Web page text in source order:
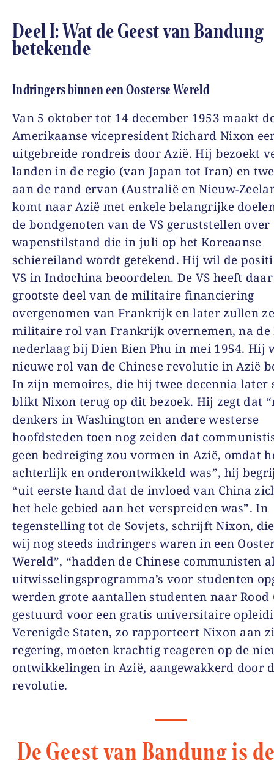
Deel I: Wat de Geest van Bandung
betekende
Indringers binnen een Oosterse Wereld
Van 5 oktober tot 14 december 1953 maakt
Amerikaanse vicepresident Richard Nixon
uitgebreide rondreis door Azië. Hij bezoekt
landen in de regio (van Japan tot Iran) en
aan de rand ervan (Australië en Nieuw-
komt naar Azië met enkele belangrijke
de bondgenoten van de VS geruststellen over
wapenstilstand die in juli op het Koreaanse
schiereiland wordt getekend. Hij wil de
VS in Indochina beoordelen. De VS heeft
grootste deel van de militaire financiering
overgenomen van Frankrijk en later zullen
militaire rol van Frankrijk overnemen, na de
nederlaag bij Dien Bien Phu in mei 1954. Hij
nieuwe rol van de Chinese revolutie in Azië
In zijn memoires, die hij twee decennia later
blikt Nixon terug op dit bezoek. Hij zegt dat
denkers in Washington en andere westerse
hoofdsteden toen nog zeiden dat
geen bedreiging zou vormen in Azië, omdat
achterlijk en onderontwikkeld was”, hij
“uit eerste hand dat de invloed van China
het hele gebied aan het verspreiden was”. In
tegenstelling tot de Sovjets, schrijft Nixon,
wij nog steeds indringers waren in een
Wereld”, “hadden de Chinese communisten
uitwisselingsprogramma’s voor studenten
werden grote aantallen studenten naar Rood
gestuurd voor een gratis universitaire
Verenigde Staten, zo rapporteert Nixon aan
regering, moeten krachtig reageren op de
ontwikkelingen in Azië, aangewakkerd door
revolutie.
De Geest van Bandung is